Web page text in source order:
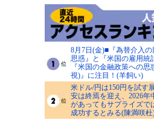
8月7日(金)■『為替介入
思惑』と『米国の雇用統
『米国の金融政策への
視)』に注目！(羊飼い)
米ドル/円は150円を試す
安は終焉を迎え、2026年
があってもサプライズで
成功するとみる(陳満咲杜